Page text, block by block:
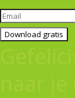
Download gratis